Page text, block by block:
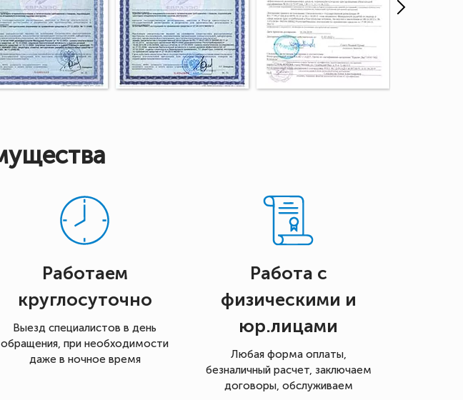
Работаем
круглосуточно
Выезд специалистов в день
обращения, при необходимости
даже в ночное время
Работа с
физическими и
юр.лицами
Любая форма оплаты,
безналичный расчет, заключаем
договоры, обслуживаем